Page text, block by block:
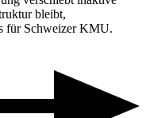
bleibt,
für Schweizer KMU.